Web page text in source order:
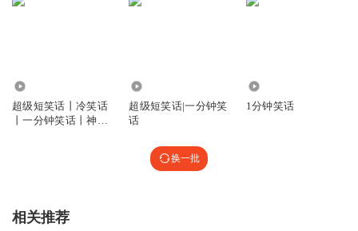
超级短笑话丨冷笑话
丨一分钟笑话丨神回
超级短笑话|一分钟笑
话
1分钟笑话
换一批
相关推荐